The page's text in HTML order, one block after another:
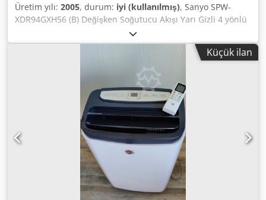
Üretim yılı: 2005, durum: iyi (kullanılmış), Sanyo SPW-
XDR94GXH56 (B) Değişken Soğutucu Akışı Yarı Gizli 4 yönlü
hava deşarjı Kapasite: Soğutma: 2.80kw Isıtma 3,20kw Hava
sirkülasyonu (Yüksek) 900 faz 1. 50Hz Voltaj derecesi (AVR)
V 230 Çalışma amperleri 0,21 0,18 A Güç girişi 0,032 0,022
watt Güç ses seviyesi (H / M / L) dB-A Ref. Çap. Dar / Geniş
Boru 6,35 (1/4) / 12,7 (1/2) Ağırlık 21 + 4,5 kg İç Ünite Y / G /
D mm 265 x 840 x 840 Panel Y / G / D mm 291 x 950 x 950 •
Yeni şekillere sahip Sirocco fanları ve ısı eşanjörü kanatları
benimsenir ve çalışma sesi maksimum 6 db (A) azaltılabilir!
• Değişken hızlı yeni geliştirilmiş DC fan motorları, yeni ısı
eşanjörleri ile güç tüketiminin geniş ölçüde azaltılması •
Gövde süspansiyon yüksekliğinin kolay ince ayarı • Yeni
şekle sahip boşaltma açıklığı ve kanat • Tavandan yaklaşık
85 cm'lik bir tahliye yüksekliği yüzey • Drenaj tavasının
kolay bakımı Stokta 6 adet var! Credpfx Aqed Tw T Neqjf
Küçük ilan